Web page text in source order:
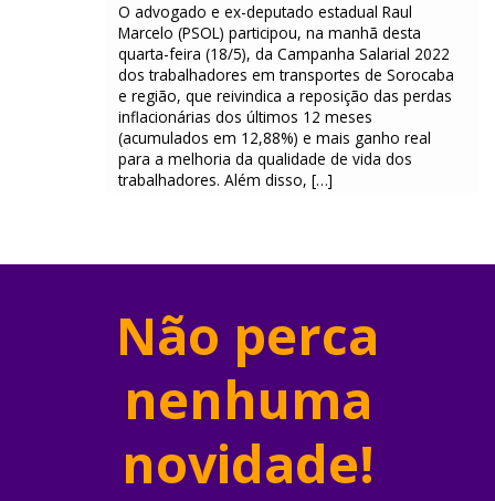
O advogado e ex-deputado estadual Raul
Marcelo (PSOL) participou, na manhã desta
quarta-feira (18/5), da Campanha Salarial 2022
dos trabalhadores em transportes de Sorocaba
e região, que reivindica a reposição das perdas
inflacionárias dos últimos 12 meses
(acumulados em 12,88%) e mais ganho real
para a melhoria da qualidade de vida dos
trabalhadores. Além disso, […]
Não perca
nenhuma
novidade!